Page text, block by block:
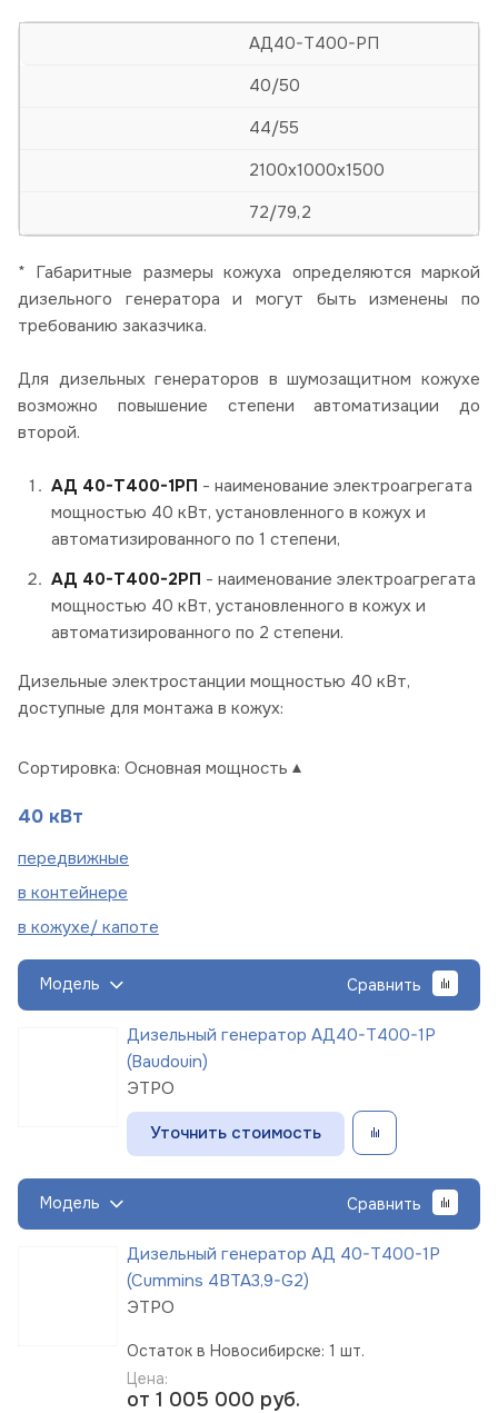
АД40-Т400-РП
40/50
44/55
2100х1000х1500
72/79,2
* Габаритные размеры кожуха определяются маркой
дизельного генератора и могут быть изменены по
требованию заказчика.
Для дизельных генераторов в шумозащитном кожухе
возможно повышение степени автоматизации до
второй.
АД 40-Т400-1РП - наименование электроагрегата
мощностью 40 кВт, установленного в кожух и
автоматизированного по 1 степени,
АД 40-Т400-2РП - наименование электроагрегата
мощностью 40 кВт, установленного в кожух и
автоматизированного по 2 степени.
Дизельные электростанции мощностью 40 кВт,
доступные для монтажа в кожух:
Сортировка: Основная мощность
40 кВт
передвижные
в контейнере
в кожухе/ капоте
Модель Сравнить
Дизельный генератор АД40-Т400-1Р
(Baudouin)
ЭТРО
Уточнить стоимость
Модель Сравнить
Дизельный генератор АД 40-Т400-1Р
(Cummins 4BTA3,9-G2)
ЭТРО
Остаток в Новосибирске: 1 шт.
Цена:
от 1 005 000 руб.